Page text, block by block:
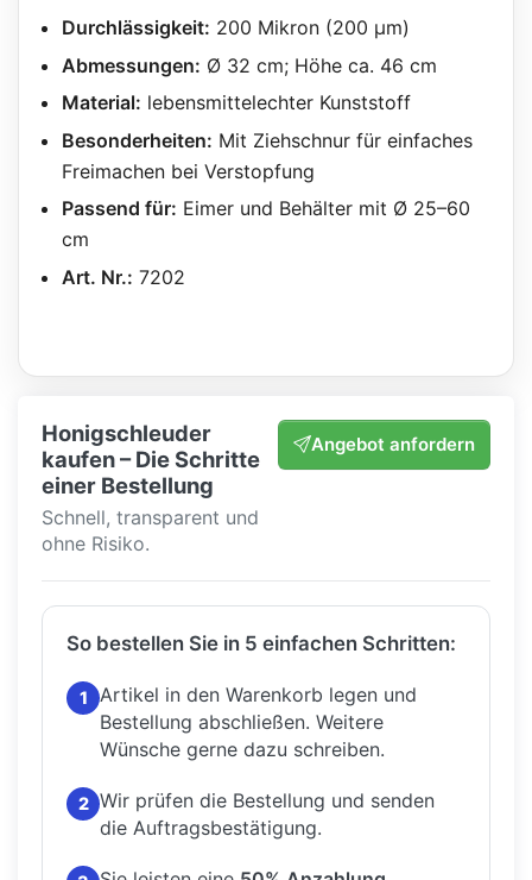
Durchlässigkeit: 200 Mikron (200 µm)
Abmessungen: Ø 32 cm; Höhe ca. 46 cm
Material: lebensmittelechter Kunststoff
Besonderheiten: Mit Ziehschnur für einfaches
Freimachen bei Verstopfung
Passend für: Eimer und Behälter mit Ø 25–60
cm
Art. Nr.: 7202
Honigschleuder
kaufen – Die Schritte
einer Bestellung
Schnell, transparent und
ohne Risiko.
Angebot anfordern
So bestellen Sie in 5 einfachen Schritten:
1
Artikel in den Warenkorb legen und
Bestellung abschließen. Weitere
Wünsche gerne dazu schreiben.
2 Wir prüfen die Bestellung und senden
die Auftragsbestätigung.